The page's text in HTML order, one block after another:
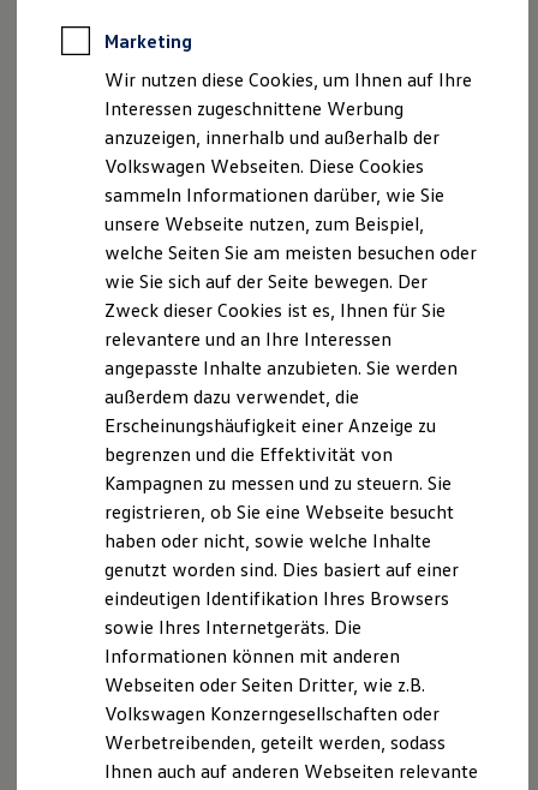
Software, Konnektivität & Apps
California App
VW Connect für Ihren ID. Buzz
VW Connect für Ihren Transporter/Caravelle
VW Connect für Ihren Amarok
VW Connect für andere Modelle
Connect Pro
Fleet Interface Data
Multistop Pathfinder
Übersicht Software Updates
Hilfreiches für Besitzer
Fahrerassistenz- und Sicherheitssysteme
Kontrollleuchten
Kurzfahrprofile und Ölverdünnung
XTL-Dieselkraftstoff
Ersatzteile und Betriebsflüssigkeiten
Original Zubehör und Lifestyle Produkte
myVolkswagen
myVolkswagen Business
Elektrisch & Autonom
Elektro - & Hybridfahrzeuge
Unser Ansatz
Klimafreundlicher Strom
Reichweite & Ladelösungen
Reichweitensimulator
Ladezeitensimulator
Ladelösungen für Privatkunden
Ladelösungen für Gewerbekunden
Wallbox und Ladekabel
Förderung & Kosten der Elektrofahrzeuge
Fördermöglichkeiten für Privatkunden
Fördermöglichkeiten für Gewerbekunden
Marketing
Wir nutzen diese Cookies, um Ihnen auf Ihre
Interessen zugeschnittene Werbung
anzuzeigen, innerhalb und außerhalb der
Volkswagen Webseiten. Diese Cookies
sammeln Informationen darüber, wie Sie
unsere Webseite nutzen, zum Beispiel,
welche Seiten Sie am meisten besuchen oder
wie Sie sich auf der Seite bewegen. Der
Zweck dieser Cookies ist es, Ihnen für Sie
relevantere und an Ihre Interessen
angepasste Inhalte anzubieten. Sie werden
außerdem dazu verwendet, die
Erscheinungshäufigkeit einer Anzeige zu
begrenzen und die Effektivität von
Kampagnen zu messen und zu steuern. Sie
registrieren, ob Sie eine Webseite besucht
haben oder nicht, sowie welche Inhalte
genutzt worden sind. Dies basiert auf einer
eindeutigen Identifikation Ihres Browsers
sowie Ihres Internetgeräts. Die
Informationen können mit anderen
Webseiten oder Seiten Dritter, wie z.B.
Volkswagen Konzerngesellschaften oder
Werbetreibenden, geteilt werden, sodass
Ihnen auch auf anderen Webseiten relevante